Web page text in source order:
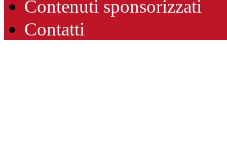
Contenuti sponsorizzati
Contatti